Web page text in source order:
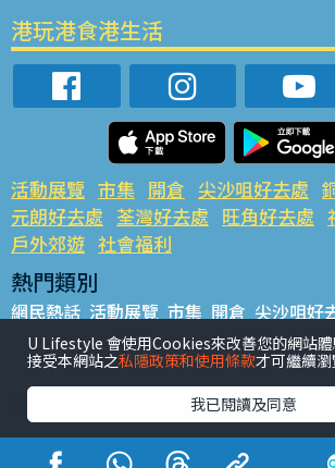
港玩港食港生活
活動展覽 市集 開倉 尖沙咀好去處
元朗好去處 荃灣好去處 旺角好去處
戶外郊遊 社會福利
熱門類別
網民熱話 活動展覽 市集 開倉 尖沙咀好
銅鑼灣好去處 元朗好去處 荃灣好去處
餐廳情報 戶外郊遊
熱門標籤
#UGO搵好去處 #人氣活動推介 #美食社
#親子玩樂好去處
#ULifestyle應用程式
U Lifestyle 會使用Cookies來改善您的網站
接受本網站之私隱政策和使用條款才可繼續瀏
我已閱讀及同意